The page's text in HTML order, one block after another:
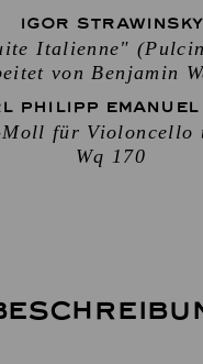
IGOR STRAWINSKY
Italienne"
von Benjamin
PHILIPP EMANUEL
für Violoncello
Wq 170